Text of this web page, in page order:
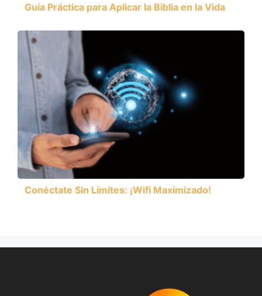
Guía Práctica para Aplicar la Biblia en la Vida
Conéctate Sin Límites: ¡Wifi Maximizado!